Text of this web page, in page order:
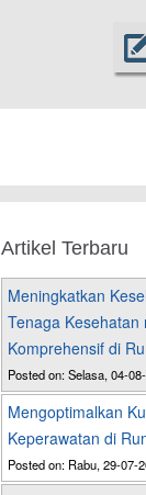
Artikel Terbaru
Meningkatkan
Tenaga Kesehatan
Komprehensif di
Posted on: Selasa, 04-
Mengoptimalkan
Keperawatan di
Posted on: Rabu, 29-07-